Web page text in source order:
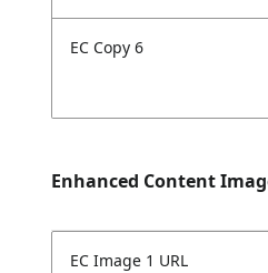
EC Copy 6
Enhanced Content
EC Image 1 URL